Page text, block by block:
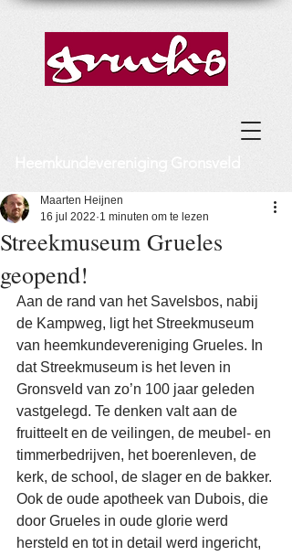
Heemkundevereniging Gronsveld
Streekmuseum Grueles
geopend!
Maarten Heijnen
16 jul 2022 1 minuten om te lezen
Aan de rand van het Savelsbos, nabij
de Kampweg, ligt het Streekmuseum
van heemkundevereniging Grueles. In
dat Streekmuseum is het leven in
Gronsveld van zo’n 100 jaar geleden
vastgelegd. Te denken valt aan de
fruitteelt en de veilingen, de meubel- en
timmerbedrijven, het boerenleven, de
kerk, de school, de slager en de bakker.
Ook de oude apotheek van Dubois, die
door Grueles in oude glorie werd
hersteld en tot in detail werd ingericht,